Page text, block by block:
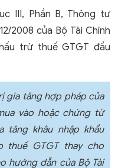
III, Phần B, Thông tư
2008 của Bộ Tài Chính
trừ thuế GTGT đầu
gia tăng hợp pháp của
vào hoặc chứng từ
khâu nhập khẩu
thuế GTGT thay cho
hướng dẫn của Bộ Tài